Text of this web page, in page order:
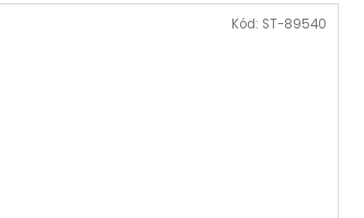
Kód: ST-89540